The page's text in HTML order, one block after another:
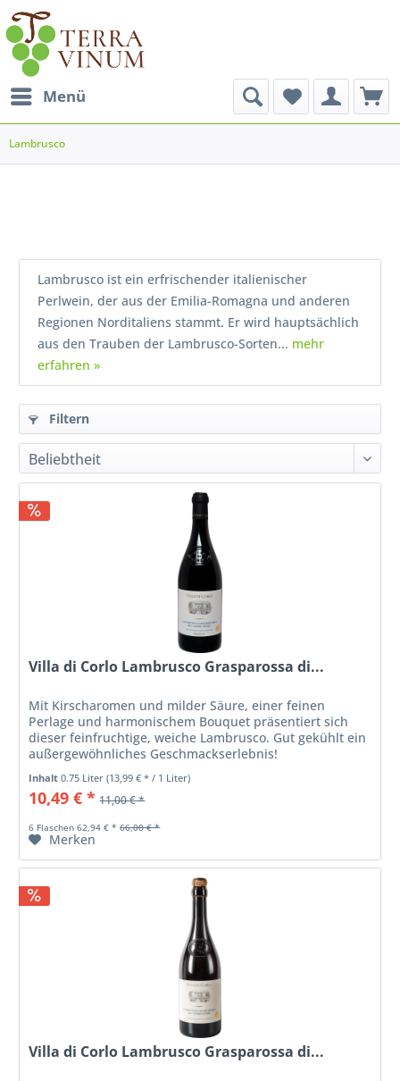
Menü
Lambrusco
Lambrusco ist ein erfrischender italienischer
Perlwein, der aus der Emilia-Romagna und anderen
Regionen Norditaliens stammt. Er wird hauptsächlich
aus den Trauben der Lambrusco-Sorten... mehr
erfahren »
Filtern
Villa di Corlo Lambrusco Grasparossa di...
Mit Kirscharomen und milder Säure, einer feinen
Perlage und harmonischem Bouquet präsentiert sich
dieser feinfruchtige, weiche Lambrusco. Gut gekühlt ein
außergewöhnliches Geschmackserlebnis!
Inhalt0.75 Liter(13,99 € * / 1 Liter)
10,49 € * 11,00 € *
6 Flaschen 62,94 € * 66,00 € *
Merken
Villa di Corlo Lambrusco Grasparossa di...